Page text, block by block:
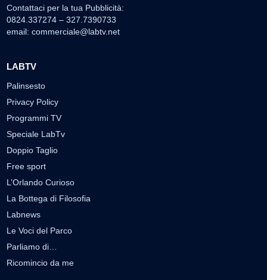
Contattaci per la tua Pubblicità:
0824.337274 – 327.7390733
email: commerciale@labtv.net
LABTV
Palinsesto
Privacy Policy
Programmi TV
Speciale LabTv
Doppio Taglio
Free sport
L’Orlando Curioso
La Bottega di Filosofia
Labnews
Le Voci del Parco
Parliamo di…
Ricomincio da me